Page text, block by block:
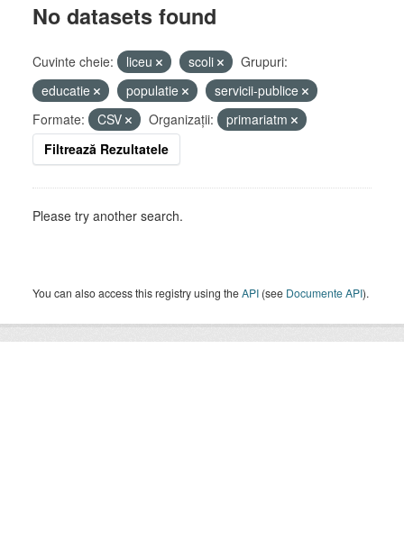
No datasets found
Cuvinte cheie: liceu scoli
Grupuri:
educatie
populatie
servicii-publice
Formate:
CSV Organizații:
primariatm
Filtrează Rezultatele
Please try another search.
You can also access this registry using theAPI (see Documente API).